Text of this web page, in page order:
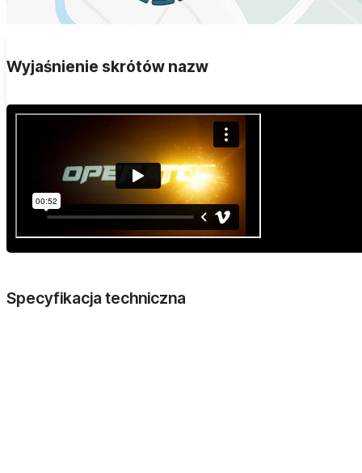
Wyjaśnienie skrótów nazw
Specyfikacja techniczna